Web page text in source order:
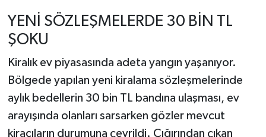
YENİ SÖZLEŞMELERDE 30 BİN TL
ŞOKU
Kiralık ev piyasasında adeta yangın yaşanıyor.
Bölgede yapılan yeni kiralama sözleşmelerinde
aylık bedellerin 30 bin TL bandına ulaşması, ev
arayışında olanları sarsarken gözler mevcut
kiracıların durumuna çevrildi. Çığırından çıkan